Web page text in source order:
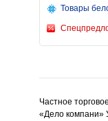
Товары
Частное
«Дело компани»